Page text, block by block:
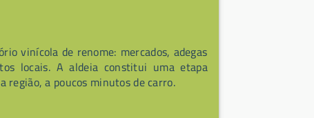
vinícola de renome: mercados, adegas
locais. A aldeia constitui uma etapa
região, a poucos minutos de carro.